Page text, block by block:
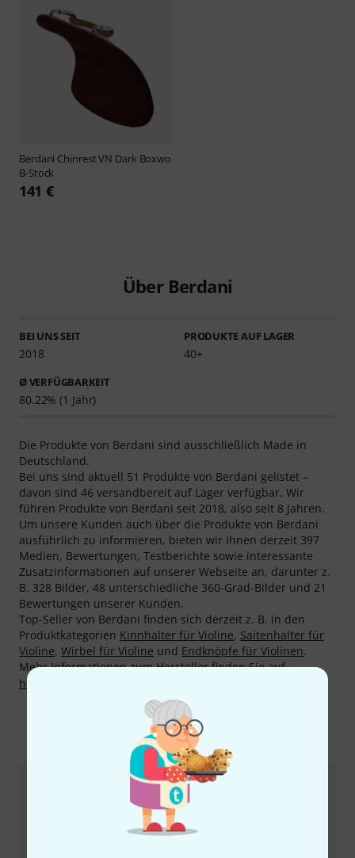
Berdani Chinrest VN Dark Boxwo
B-Stock
141 €
Über Berdani
BEI UNS SEIT
2018
PRODUKTE AUF LAGER
40+
Ø VERFÜGBARKEIT
80.22% (1 Jahr)
Die Produkte von Berdani sind ausschließlich Made in
Deutschland.
Bei uns sind aktuell 51 Produkte von Berdani gelistet –
davon sind 46 versandbereit auf Lager verfügbar. Wir
führen Produkte von Berdani seit 2018, also seit 8 Jahren.
Um unsere Kunden auch über die Produkte von Berdani
ausführlich zu informieren, bieten wir Ihnen derzeit 397
Medien, Bewertungen, Testberichte sowie interessante
Zusatzinformationen auf unserer Webseite an, darunter z.
B. 328 Bilder, 48 unterschiedliche 360-Grad-Bilder und 21
Bewertungen unserer Kunden.
Top-Seller von Berdani finden sich derzeit z. B. in den
Produktkategorien Kinnhalter für Violine, Saitenhalter für
Violine, Wirbel für Violine und Endknöpfe für Violinen.
Mehr Informationen zum Hersteller finden Sie auf
http://berdani-shop.de
So erreichen Sie uns
Kundenservice